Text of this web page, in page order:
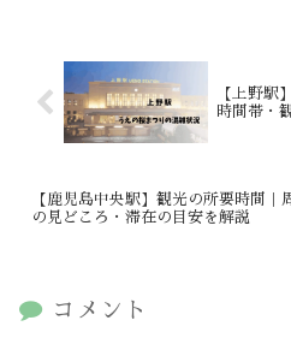
【上野駅
時間帯・
【鹿児島中央駅】観光の所要時間｜
の見どころ・滞在の目安を解説
コメント